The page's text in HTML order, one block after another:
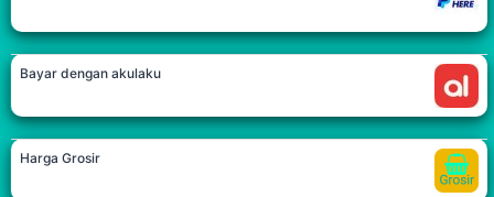
Bayar dengan akulaku
Harga Grosir